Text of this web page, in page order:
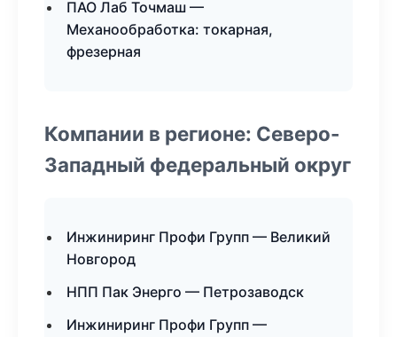
ПАО Лаб Точмаш —
Механообработка: токарная,
фрезерная
Компании в регионе: Северо-
Западный федеральный округ
Инжиниринг Профи Групп — Великий
Новгород
НПП Пак Энерго — Петрозаводск
Инжиниринг Профи Групп —